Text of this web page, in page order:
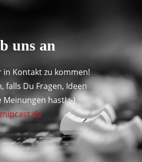
uns an
Kontakt zu kommen!
falls Du Fragen, Ideen
hast! :-)